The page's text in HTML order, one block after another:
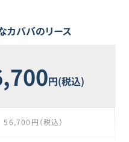
カババのリース
円(税込)
56,700円（税込）